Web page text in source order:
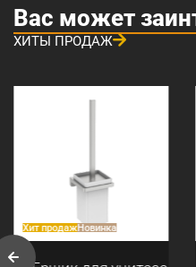
Вас может
ХИТЫ ПРОДАЖ
Хит продажНовинка